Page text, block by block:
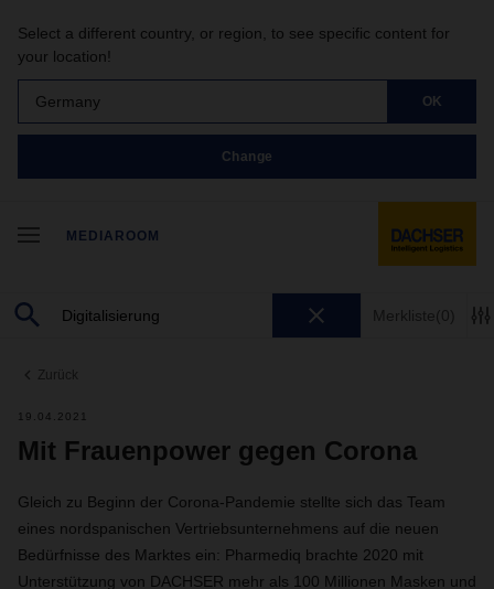
Select a different country, or region, to see specific content for
your location!
Germany OK
Change
MEDIAROOM
Merkliste(0)
Zurück
19.04.2021
Mit Frauenpower gegen Corona
Gleich zu Beginn der Corona-Pandemie stellte sich das Team
eines nordspanischen Vertriebsunternehmens auf die neuen
Bedürfnisse des Marktes ein: Pharmediq brachte 2020 mit
Unterstützung von DACHSER mehr als 100 Millionen Masken und